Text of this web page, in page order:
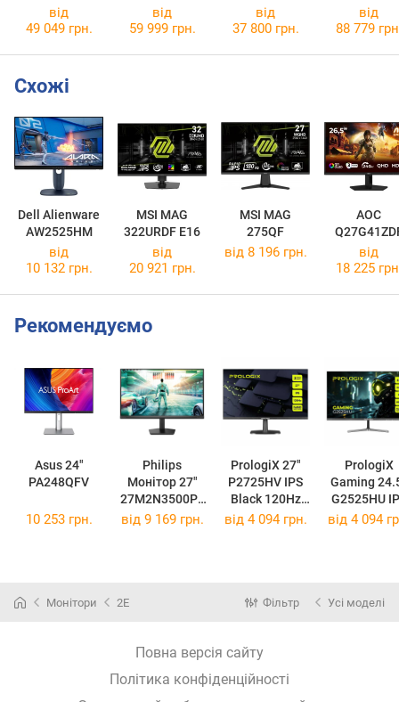
A56X.16.H1S2.55.20440A84F.32.S1.55.21257
MU9D3
MCX44
від
49 049 грн.
від
59 999 грн.
від
37 800 грн.
від
88 779
Схожі
Dell Alienware
AW2525HM
MSI MAG
322URDF E16
MSI MAG
275QF
AOC
від
10 132 грн.
від
20 921 грн.
від 8 196 грн.
від
18 225
Рекомендуємо
Asus 24"
PA248QFV
Philips
Монiтор 27"
27M2N3500PF
IPS Black
PrologiX 27"
P2725HV IPS
Black 120Hz
P2725HV
PrologiX
Gaming
G2525HU
Black
10 253 грн. від 9 169 грн. від 4 094 грн. від 4 094
Монітори 2E Фільтр Усі моделі
Повна версія сайту
Політика конфіденційності